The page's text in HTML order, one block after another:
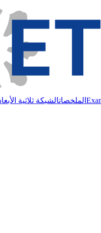
الملخصاتالشبكة ثلاثية